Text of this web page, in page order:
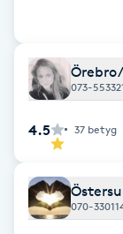
Friskvård
Frisör
073-
4.5 37 betyg
070-